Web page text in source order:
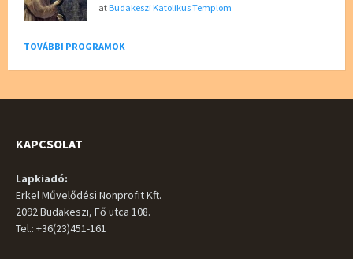
atBudakeszi Katolikus Templom
TOVÁBBI PROGRAMOK
KAPCSOLAT
Lapkiadó:
Erkel Művelődési Nonprofit Kft.
2092 Budakeszi, Fő utca 108.
Tel.: +36(23)451-161